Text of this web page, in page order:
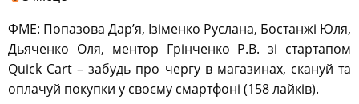
ФМЕ: Попазова Дар’я, Ізіменко Руслана, Бостанжі Юля,
Дьяченко Оля, ментор Грінченко Р.В. зі стартапом
Quick Cart – забудь про чергу в магазинах, скануй та
оплачуй покупки у своєму смартфоні (158 лайків).